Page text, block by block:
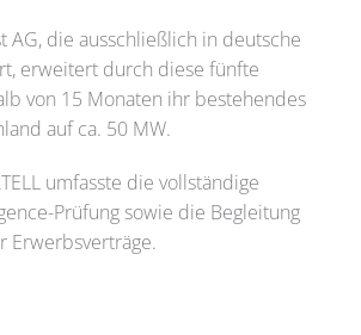
AG, die ausschließlich in deutsche
erweitert durch diese fünfte
von 15 Monaten ihr bestehendes
auf ca. 50 MW.
umfasste die vollständige
Prüfung sowie die Begleitung
Erwerbsverträge.